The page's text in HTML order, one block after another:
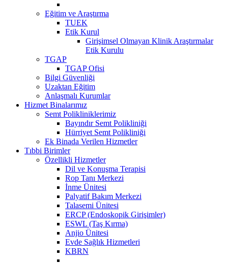
Eğitim ve Araştırma
TUEK
Etik Kurul
Girişimsel Olmayan Klinik Araştırmalar
Etik Kurulu
TGAP
TGAP Ofisi
Bilgi Güvenliği
Uzaktan Eğitim
Anlaşmalı Kurumlar
Hizmet Binalarımız
Semt Polikliniklerimiz
Bayındır Semt Polikliniği
Hürriyet Semt Polikliniği
Ek Binada Verilen Hizmetler
Tıbbi Birimler
Özellikli Hizmetler
Dil ve Konuşma Terapisi
Rop Tanı Merkezi
İnme Ünitesi
Palyatif Bakım Merkezi
Talasemi Ünitesi
ERCP (Endoskopik Girişimler)
ESWL (Taş Kırma)
Anjio Ünitesi
Evde Sağlık Hizmetleri
KBRN